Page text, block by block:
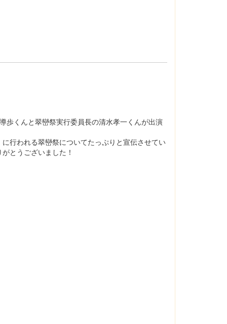
歩くんと翠巒祭実行委員長の清水孝一くんが出演
行われる翠巒祭についてたっぷりと宣伝させてい
とうございました！